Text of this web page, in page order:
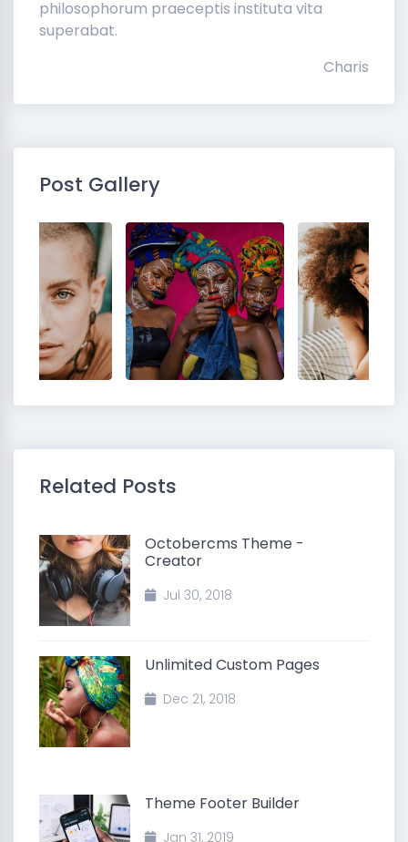
philosophorum praeceptis instituta vita
superabat.
Charis
Post Gallery
Related Posts
Octobercms Theme -
Creator
Jul 30, 2018
Unlimited Custom Pages
Dec 21, 2018
Theme Footer Builder
Jan 31, 2019